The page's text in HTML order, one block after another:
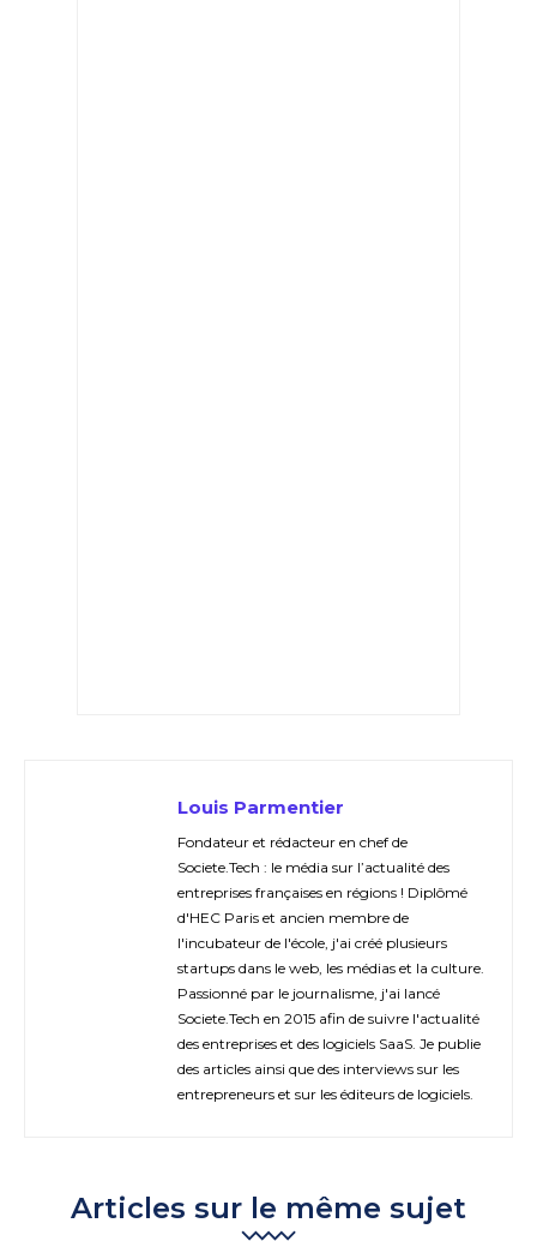
Louis Parmentier
Fondateur et rédacteur en chef de
Societe.Tech : le média sur l’actualité des
entreprises françaises en régions ! Diplômé
d'HEC Paris et ancien membre de
l'incubateur de l'école, j'ai créé plusieurs
startups dans le web, les médias et la culture.
Passionné par le journalisme, j'ai lancé
Societe.Tech en 2015 afin de suivre l'actualité
des entreprises et des logiciels SaaS. Je publie
des articles ainsi que des interviews sur les
entrepreneurs et sur les éditeurs de logiciels.
Articles sur le même sujet